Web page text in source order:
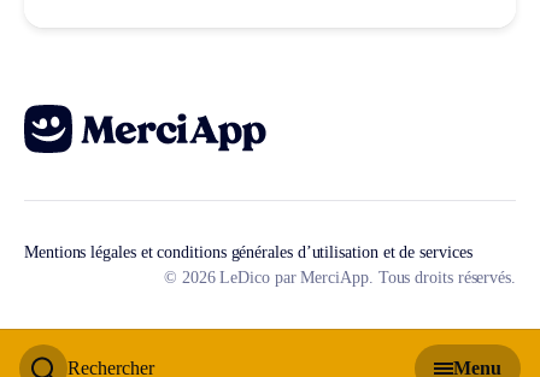
Rechercher Menu
Mentions légales et conditions générales d’utilisation et de services
© 2026 LeDico par MerciApp. Tous droits réservés.